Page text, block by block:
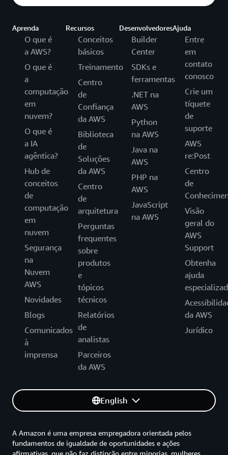
Aprenda
O que é
a AWS?
O que é
a
computação
em
nuvem?
O que é
a IA
agêntica?
Hub de
conceitos
de
computação
em
nuvem
Segurança
na
Nuvem
AWS
Novidades
Blogs
Comunicados
à
imprensa
Recursos
Conceitos
básicos
Treinamento
Centro
de
Confiança
da AWS
Biblioteca
de
Soluções
da AWS
Centro
de
arquitetura
Perguntas
frequentes
sobre
produtos
e
tópicos
técnicos
Relatórios
de
analistas
Parceiros
da AWS
Desenvolvedores
Builder
Center
SDKs e
ferramentas
.NET na
AWS
Python
na AWS
Java na
AWS
PHP na
AWS
JavaScript
na AWS
Ajuda
Entre
em
contato
conosco
Crie um
tíquete
de
suporte
AWS
re:Post
Centro
de
Visão
geral do
AWS
Support
Obtenha
ajuda
da AWS
Jurídico
English
A Amazon é uma empresa empregadora orientada pelos
fundamentos de igualdade de oportunidades e ações